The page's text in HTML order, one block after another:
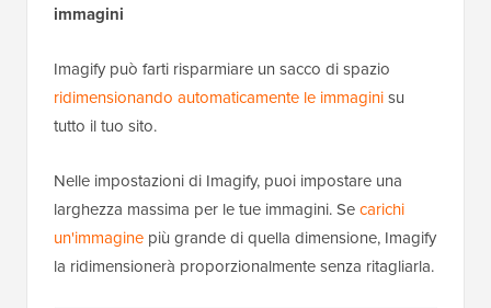
immagini
Imagify può farti risparmiare un sacco di spazio
ridimensionando automaticamente le immaginisu
tutto il tuo sito.
Nelle impostazioni di Imagify, puoi impostare una
larghezza massima per le tue immagini. Secarichi
un'immagine più grande di quella dimensione, Imagify
la ridimensionerà proporzionalmente senza ritagliarla.